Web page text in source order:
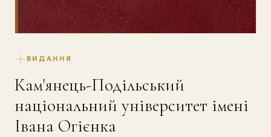
ВИДАННЯ
Кам'янець-Подільський
національний університет імені
Івана Огієнка